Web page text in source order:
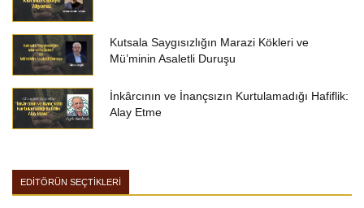
Kutsala Saygısızlığın Marazi Kökleri ve
Mü’minin Asaletli Duruşu
İnkârcının ve İnançsızın Kurtulamadığı Hafiflik:
Alay Etme
EDİTÖRÜN SEÇTİKLERİ